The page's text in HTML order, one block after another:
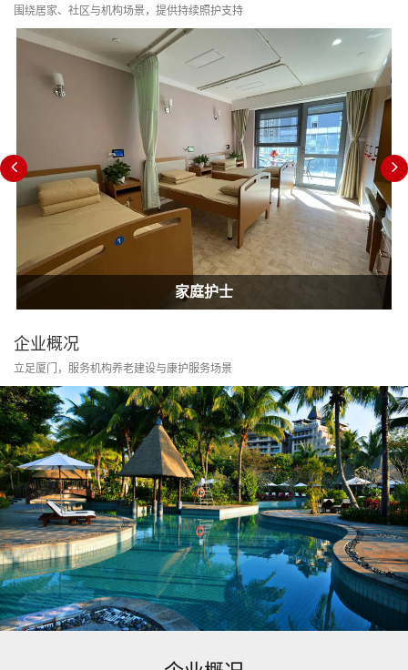
围绕居家、社区与机构场景，提供持续照护支持
居家康护
家庭护士
居家康护
家庭护士
企业概况
立足厦门，服务机构养老建设与康护服务场景